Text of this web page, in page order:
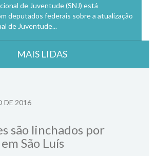
de Juventude (SNJ) está
deputados federais sobre a atualização
de Juventude...
MAIS LIDAS
DE 2016
são linchados por
São Luís